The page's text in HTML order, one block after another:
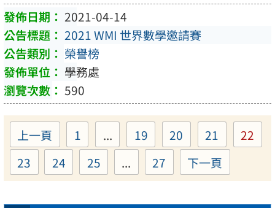
2021-04-14
2021 WMI 世界數學邀請賽
榮譽榜
學務處
590
上一頁 Page
1 ... Page
19 Page
20 Page
21 Page
22
Page
23 Page
24 Page
25 ... Page
27 下一頁